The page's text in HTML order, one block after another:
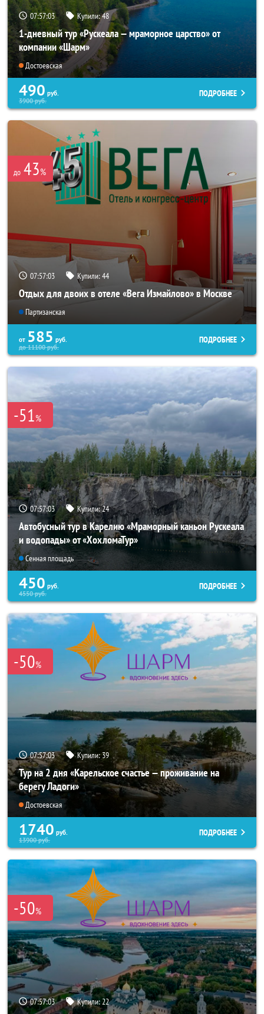
07:56:59 Купили:48
1-дневный тур «Рускеала — мраморное царство» от
компании «Шарм»
Достоевская
490 руб.
3900руб.
ПОДРОБНЕЕ
до 43%
07:56:59 Купили:44
Отдых для двоих в отеле «Вега Измайлово» в Москве
Партизанская
от 585 руб.
до11100руб.
ПОДРОБНЕЕ
-51%
07:56:59 Купили:24
Автобусный тур в Карелию «Мраморный каньон Рускеала
и водопады» от «ХохломаТур»
Сенная площадь
450 руб.
4550руб.
ПОДРОБНЕЕ
-50%
07:56:59 Купили:39
Тур на 2 дня «Карельское счастье — проживание на
берегу Ладоги»
Достоевская
1740 руб.
13900руб.
ПОДРОБНЕЕ
-50%
07:56:59 Купили: 22